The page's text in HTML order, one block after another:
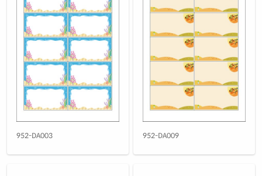
952-DA003 952-DA009